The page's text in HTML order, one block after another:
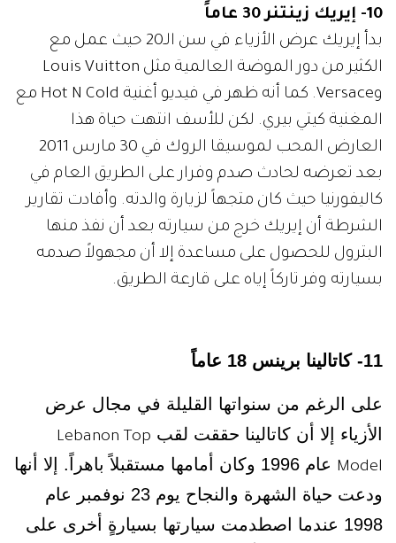
10- إيريك زينتنر 30 عاماً
بدأ إيريك عرض الأزياء في سن الـ20 حيث عمل مع
الكثير من دور الموضة العالمية مثل Louis Vuitton
وVersace. كما أنه ظهر في فيديو أغنية Hot N Cold مع
المغنية كيتي بيري. لكن للأسف انتهت حياة هذا
العارض المحب لموسيقا الروك في 30 مارس 2011
بعد تعرضه لحادث صدم وفرار على الطريق العام في
كاليفورنيا حيث كان متجهاً لزيارة والدته. وأفادت تقارير
الشرطة أن إيريك خرج من سيارته بعد أن نفذ منها
البترول للحصول على مساعدة إلا أن مجهولاً صدمه
بسيارته وفر تاركاً إياه على قارعة الطريق.
11- كاتالينا برينس 18 عاماً
على الرغم من سنواتها القليلة في مجال عرض
الأزياء إلا أن كاتالينا حققت لقب Lebanon Top
Model
عام 1996 وكان أمامها مستقبلاً باهراً. إلا أنها
ودعت حياة الشهرة والنجاح يوم 23 نوفمبر عام
1998 عندما اصطدمت سيارتها بسيارةٍ أخرى على